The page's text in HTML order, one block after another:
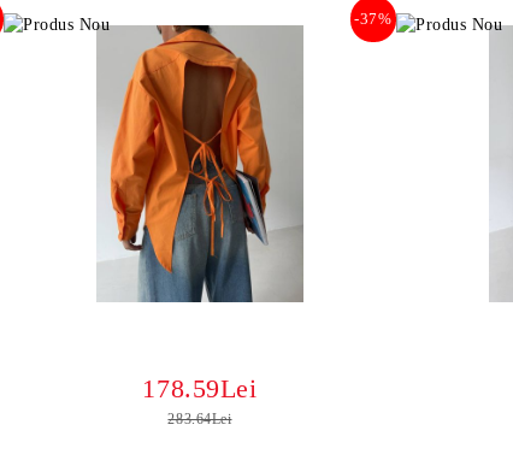
-37%
178.59Lei
283.64Lei